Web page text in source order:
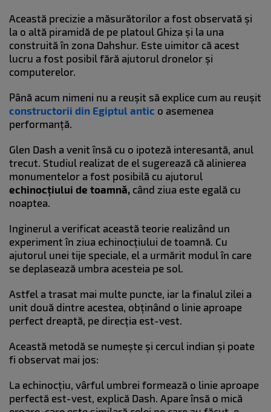
Această precizie a măsurătorilor a fost observată și
la o altă piramidă de pe platoul Ghiza și la una
construită în zona Dahshur. Este uimitor că acest
lucru a fost posibil fără ajutorul dronelor și
computerelor.
Până acum nimeni nu a reușit să explice cum au reușit
constructorii din Egiptul antic o asemenea
performanță.
Glen Dash a venit însă cu o ipoteză interesantă, anul
trecut. Studiul realizat de el sugerează că alinierea
monumentelor a fost posibilă cu ajutorul
echinocțiului de toamnă, când ziua este egală cu
noaptea.
Inginerul a verificat această teorie realizând un
experiment în ziua echinocțiului de toamnă. Cu
ajutorul unei tije speciale, el a urmărit modul în care
se deplasează umbra acesteia pe sol.
Astfel a trasat mai multe puncte, iar la finalul zilei a
unit două dintre acestea, obținând o linie aproape
perfect dreaptă, pe direcția est-vest.
Această metodă se numește și cercul indian și poate
fi observat mai jos:
La echinocțiu, vârful umbrei formează o linie aproape
perfectă est-vest, explică Dash. Apare însă o mică